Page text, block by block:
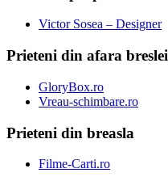
Victor Sosea – Designer
Prieteni din afara breslei
GloryBox.ro
Vreau-schimbare.ro
Prieteni din breasla
Filme-Carti.ro